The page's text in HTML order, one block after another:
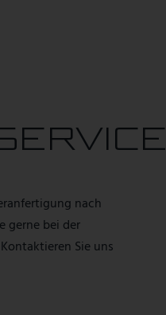
nach
gerne bei der
Sie uns